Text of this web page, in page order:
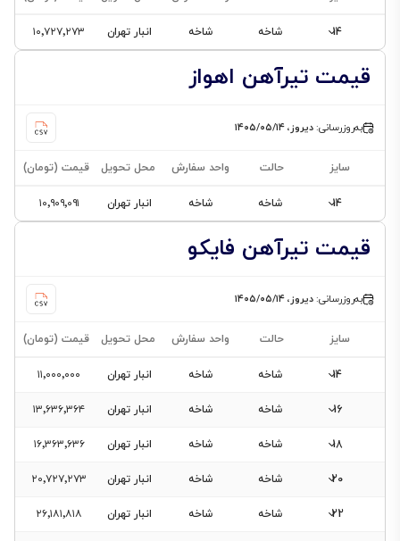
27
28
30
34
36
45
50
60
14 شاخه شاخه انبار تهران ۱۰٬۷۲۷٬۲۷۳
قیمت تیرآهن اهواز
به‌روزرسانی:دیروز، ۱۴۰۵/۰۵/۱۴
سایز حالت واحد سفارش محل تحویل قیمت (تومان)
14 شاخه شاخه انبار تهران ۱۰٬۹۰۹٬۰۹۱
قیمت تیرآهن فایکو
به‌روزرسانی:دیروز، ۱۴۰۵/۰۵/۱۴
سایز حالت واحد سفارش محل تحویل قیمت (تومان)
14 شاخه شاخه انبار تهران ۱۱٬۰۰۰٬۰۰۰
16 شاخه شاخه انبار تهران ۱۳٬۶۳۶٬۳۶۴
18 شاخه شاخه انبار تهران ۱۶٬۳۶۳٬۶۳۶
20 شاخه شاخه انبار تهران ۲۰٬۷۲۷٬۲۷۳
22 شاخه شاخه انبار تهران ۲۶٬۱۸۱٬۸۱۸